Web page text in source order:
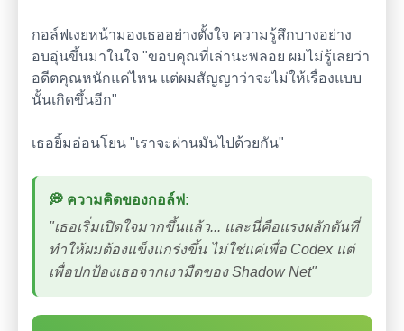
กอล์ฟเงยหน้ามองเธออย่างตั้งใจ ความรู้สึกบางอย่าง
อบอุ่นขึ้นมาในใจ "ขอบคุณที่เล่านะพลอย ผมไม่รู้เลยว่า
อดีตคุณหนักแค่ไหน แต่ผมสัญญาว่าจะไม่ให้เรื่องแบบ
นั้นเกิดขึ้นอีก"
เธอยิ้มอ่อนโยน "เราจะผ่านมันไปด้วยกัน"
💭 ความคิดของกอล์ฟ:
"เธอเริ่มเปิดใจมากขึ้นแล้ว... และนี่คือแรงผลักดันที่
ทำให้ผมต้องแข็งแกร่งขึ้น ไม่ใช่แค่เพื่อ Codex แต่
เพื่อปกป้องเธอจากเงามืดของ Shadow Net"